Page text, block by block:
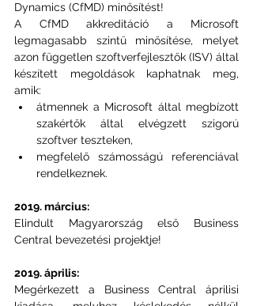
Dynamics (CfMD) minősítést!
A CfMD akkreditáció a Microsoft
legmagasabb szintű minősítése, melyet
azon független szoftverfejlesztők (ISV) által
készített megoldások kaphatnak meg,
amik:
átmennek a Microsoft által megbízott
szakértők által elvégzett szigorú
szoftver teszteken,
megfelelő számosságú referenciával
rendelkeznek.
2019. március:
Elindult Magyarország első Business
Central bevezetési projektje!
2019. április:
Megérkezett a Business Central áprilisi